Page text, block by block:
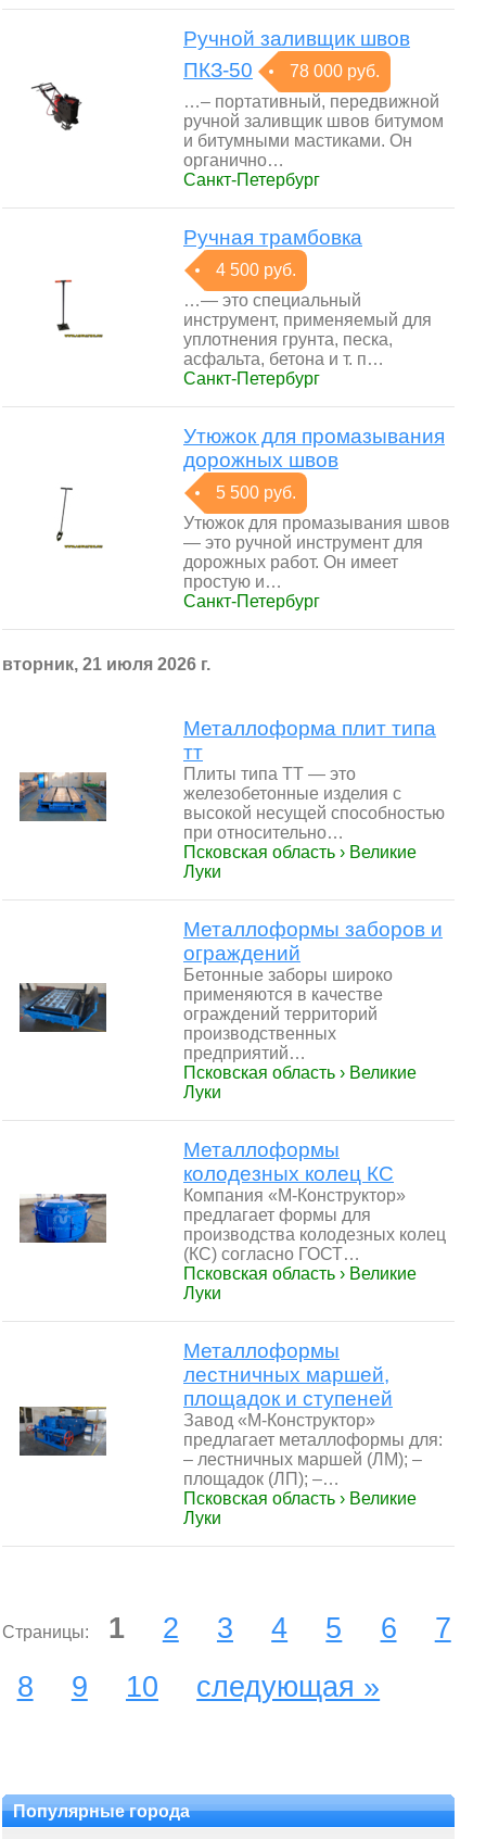
Ручной заливщик швов
ПКЗ-50
78 000 руб.
…– портативный, передвижной
ручной заливщик швов битумом
и битумными мастиками. Он
органично…
Санкт-Петербург
Ручная трамбовка
4 500 руб.
…— это специальный
инструмент, применяемый для
уплотнения грунта, песка,
асфальта, бетона и т. п…
Санкт-Петербург
Утюжок для промазывания
дорожных швов
5 500 руб.
Утюжок для промазывания швов
— это ручной инструмент для
дорожных работ. Он имеет
простую и…
Санкт-Петербург
вторник, 21 июля 2026 г.
Металлоформа плит типа
тт
Плиты типа ТТ — это
железобетонные изделия с
высокой несущей способностью
при относительно…
Псковская область › Великие
Луки
Металлоформы заборов и
ограждений
Бетонные заборы широко
применяются в качестве
ограждений территорий
производственных
предприятий…
Псковская область › Великие
Луки
Металлоформы
колодезных колец КС
Компания «М-Конструктор»
предлагает формы для
производства колодезных колец
(КС) согласно ГОСТ…
Псковская область › Великие
Луки
Металлоформы
лестничных маршей,
площадок и ступеней
Завод «М-Конструктор»
предлагает металлоформы для:
– лестничных маршей (ЛМ); –
площадок (ЛП); –…
Псковская область › Великие
Луки
Страницы: 1 2 3 4 5 6
7
8
9 10 следующая »
Популярные города